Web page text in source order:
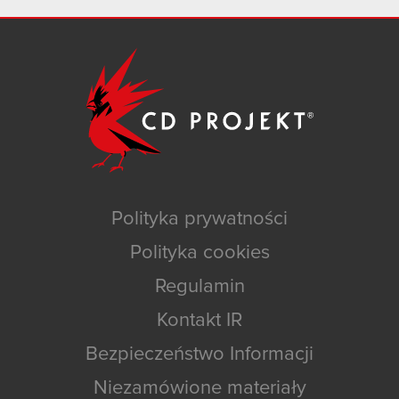
Polityka prywatności
Polityka cookies
Regulamin
Kontakt IR
Bezpieczeństwo Informacji
Niezamówione materiały